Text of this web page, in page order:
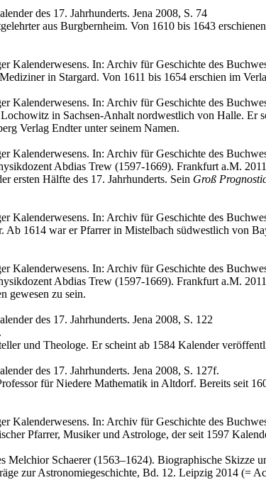
des 17. Jahrhunderts. Jena 2008, S. 74
aus Burgbernheim. Von 1610 bis 1643
Kalenderwesens. In: Archiv für Geschichte des
in Stargard. Von 1611 bis 1654 erschien im
Kalenderwesens. In: Archiv für Geschichte des
in Sachsen-Anhalt nordwestlich von Halle. Er
Verlag Endter unter seinem Namen.
Kalenderwesens. In: Archiv für Geschichte des
Abdias Trew (1597-1669). Frankfurt a.M.
ersten Hälfte des 17. Jahrhunderts. Sein Groß
Kalenderwesens. In: Archiv für Geschichte des
Ab 1614 war er Pfarrer in Mistelbach südwestlich von
Kalenderwesens. In: Archiv für Geschichte des
Abdias Trew (1597-1669). Frankfurt a.M.
gewesen zu sein.
des 17. Jahrhunderts. Jena 2008, S. 122
und Theologe. Er scheint ab 1584 Kalender
des 17. Jahrhunderts. Jena 2008, S. 127f.
für Niedere Mathematik in Altdorf. Bereits seit
Kalenderwesens. In: Archiv für Geschichte des
Pfarrer, Musiker und Astrologe, der seit 1597
Schaerer (1563–1624). Biographische Skizze
zur Astronomiegeschichte, Bd. 12. Leipzig 2014 (=